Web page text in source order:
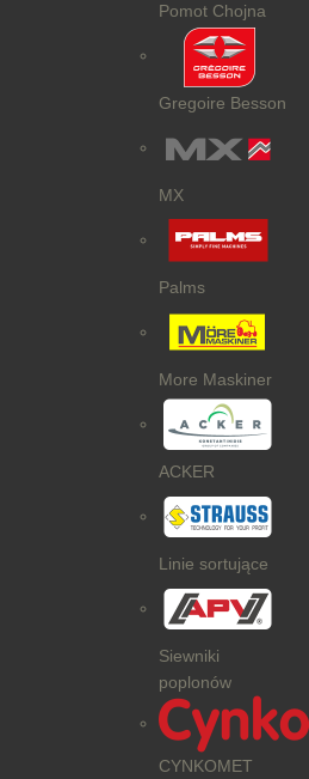
Pomot Chojna
Gregoire Besson
MX
Palms
More Maskiner
ACKER
Linie sortujące
Siewniki
poplonów
CYNKOMET